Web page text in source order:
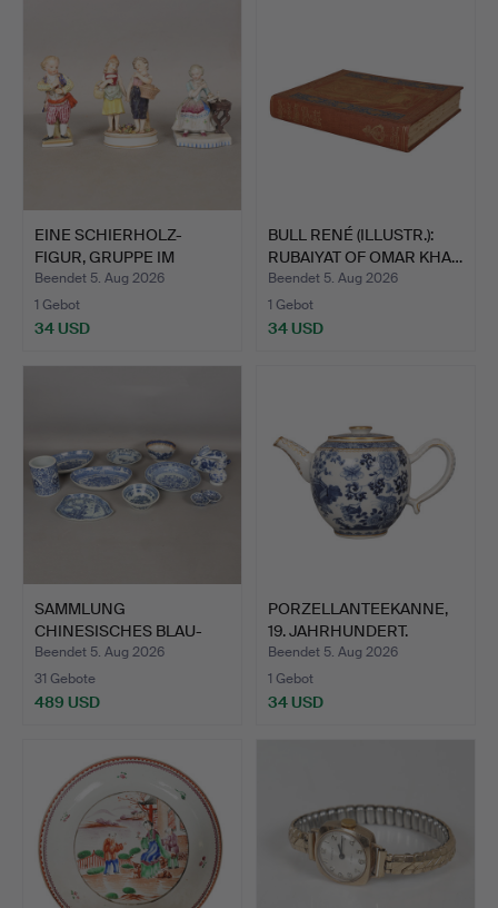
EINE SCHIERHOLZ-
FIGUR, GRUPPE IM
MEISSENER…
Beendet 5. Aug 2026
1 Gebot
34 USD
BULL RENÉ (ILLUSTR.):
RUBAIYAT OF OMAR KHA…
Beendet 5. Aug 2026
1 Gebot
34 USD
SAMMLUNG
CHINESISCHES BLAU-
WEISS-PORZELLAN…
Beendet 5. Aug 2026
31 Gebote
489 USD
PORZELLANTEEKANNE,
19. JAHRHUNDERT.
Beendet 5. Aug 2026
1 Gebot
34 USD